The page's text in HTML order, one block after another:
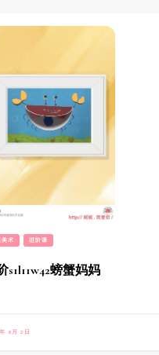
美术 进阶课
s1l11w42螃蟹妈妈
9月 2日